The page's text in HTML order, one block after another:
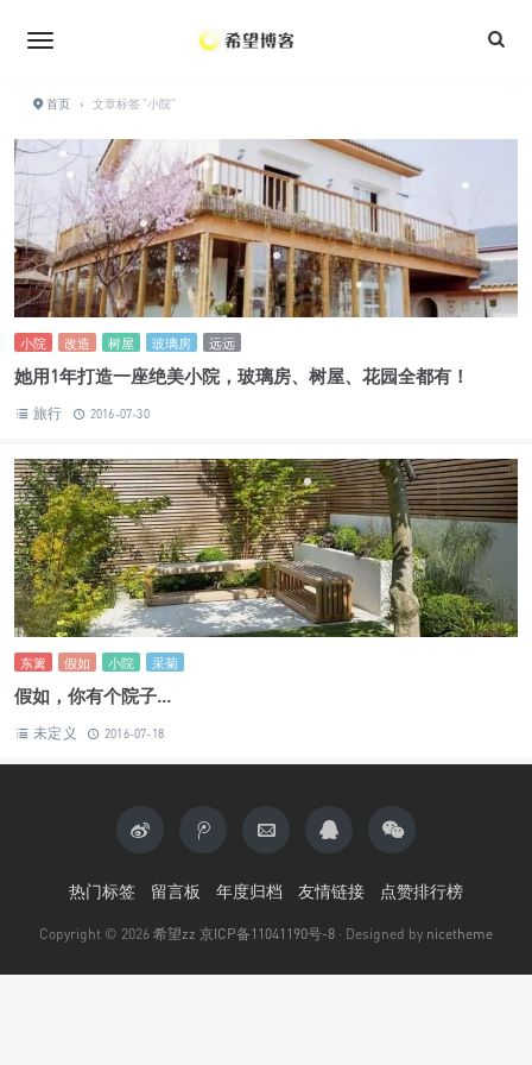
首页 › 文章标签 "小院"
小院 改造 树屋 玻璃房 远远
她用1年打造一座绝美小院，玻璃房、树屋、花园全都有！
旅行 2016-07-30
东篱 假如 小院 采菊
假如，你有个院子...
未定义 2016-07-18
热门标签 留言板 年度归档 友情链接 点赞排行榜
Copyright © 2026 希望zz 京ICP备11041190号-8 · Designed by nicetheme
•
•
•
•
•
•
•
•
•